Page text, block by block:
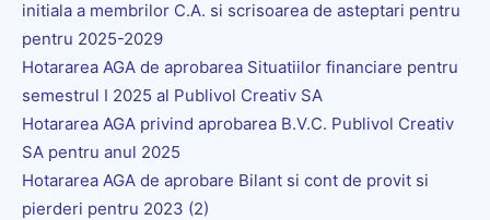
initiala a membrilor C.A. si scrisoarea de asteptari pentru
pentru 2025-2029
Hotararea AGA de aprobarea Situatiilor financiare pentru
semestrul I 2025 al Publivol Creativ SA
Hotararea AGA privind aprobarea B.V.C. Publivol Creativ
SA pentru anul 2025
Hotararea AGA de aprobare Bilant si cont de provit si
pierderi pentru 2023 (2)